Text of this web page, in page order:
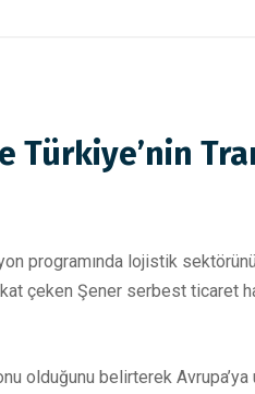
programında lojistik
çeken Şener serbest ticaret
olduğunu belirterek Avrupa’ya